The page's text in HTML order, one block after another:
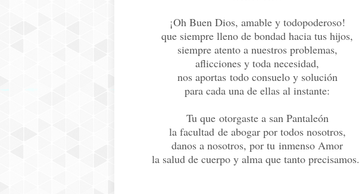
¡Oh Buen Dios, amable y todopoderoso!
que siempre lleno de bondad hacia tus hijos,
siempre atento a nuestros problemas,
aflicciones y toda necesidad,
nos aportas todo consuelo y solución
para cada una de ellas al instante:
Tu que otorgaste a san Pantaleón
la facultad de abogar por todos nosotros,
danos a nosotros, por tu inmenso Amor
la salud de cuerpo y alma que tanto precisamos.